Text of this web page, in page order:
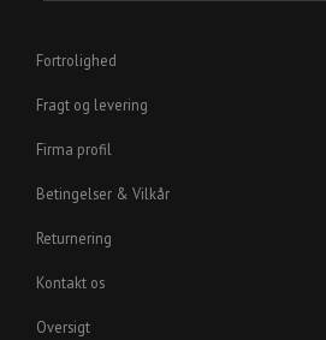
Fortrolighed
Fragt og levering
Firma profil
Betingelser & Vilkår
Returnering
Kontakt os
Oversigt